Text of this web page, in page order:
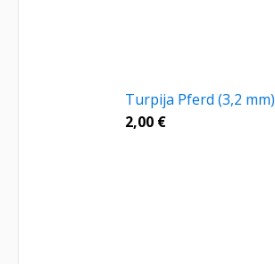
Turpija Pferd (3,2 mm)
2,00 €